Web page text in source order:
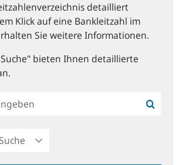
detailliert
Klick auf eine Bankleitzahl im
Sie weitere Informationen.
bieten Ihnen detaillierte